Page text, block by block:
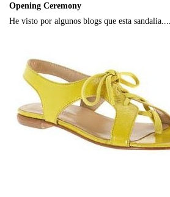
Opening Ceremony
He visto por algunos blogs que esta